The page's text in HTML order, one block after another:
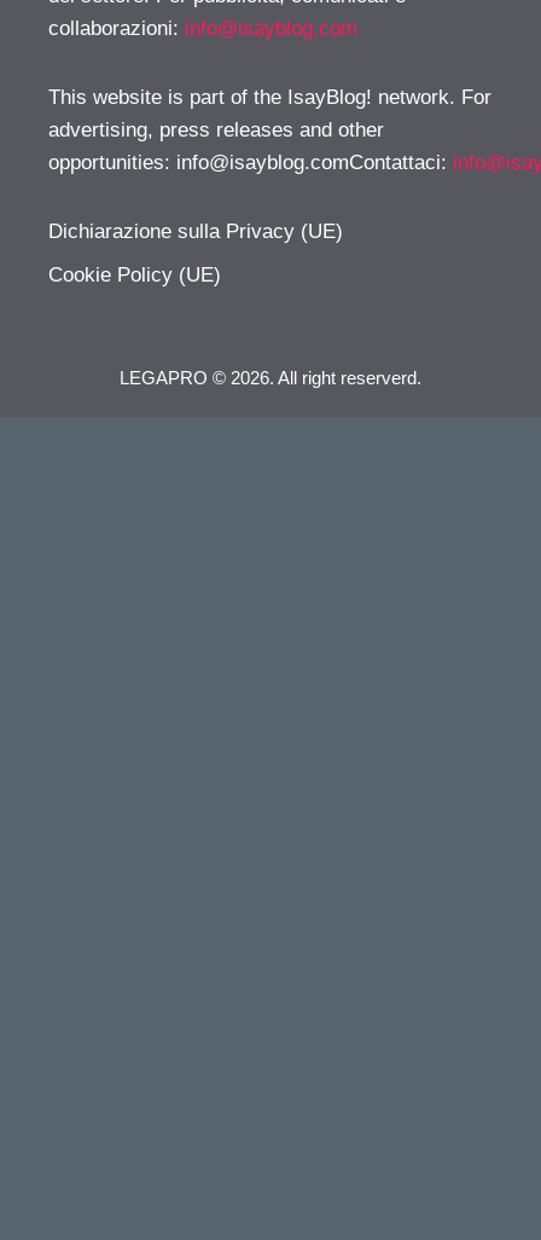
collaborazioni: info@isayblog.com
This website is part of the IsayBlog! network. For
advertising, press releases and other
opportunities: info@isayblog.comContattaci:
Dichiarazione sulla Privacy (UE)
Cookie Policy (UE)
LEGAPRO © 2026. All right reserverd.